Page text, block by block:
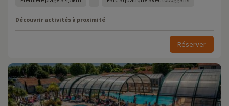
Découvrir activités à proximité
Réserver